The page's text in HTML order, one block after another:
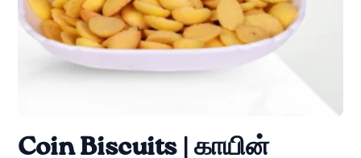
Coin Biscuits | காயின்